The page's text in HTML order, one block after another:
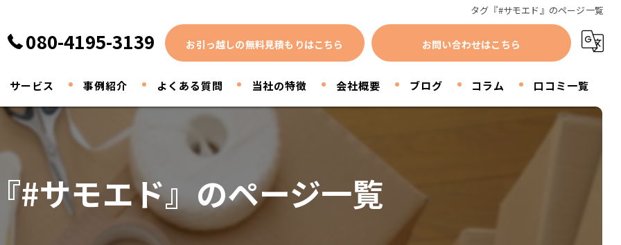
タグ『#サモエド』のページ一覧
080-4195-3139 お引っ越しの無料見積もりはこちら お問い合わせはこちら
サービス 事例紹介 よくある質問 当社の特徴
家具
引っ越し
会社概要 ブログ コラム 口コミ一覧
#サモエド』のページ一覧